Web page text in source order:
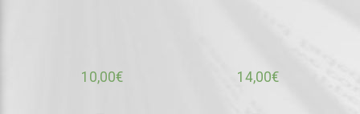
10,00€ 14,00€